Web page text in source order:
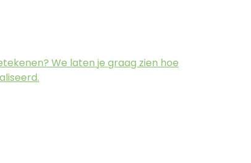
We laten je graag zien hoe